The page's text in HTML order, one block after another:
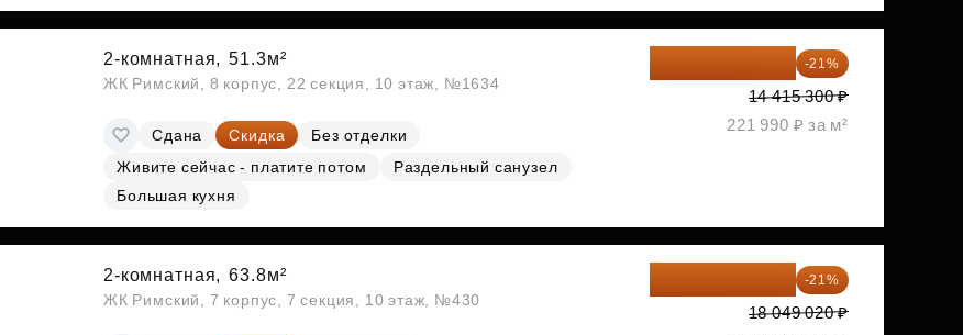
Субсидии
2-комнатная, 51.3м²
ЖК Римский, 8 корпус, 22 секция, 10 этаж, №1634
Сдана Скидка
Без отделки
Живите сейчас - платите потом
Раздельный санузел
Большая кухня
-21%
14 415 300 ₽
221 990 ₽ за м²
2-комнатная, 63.8м²
ЖК Римский, 7 корпус, 7 секция, 10 этаж, №430
-21%
18 049 020 ₽